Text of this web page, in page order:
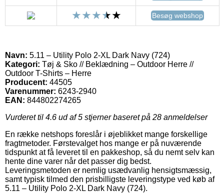
Besøg webshop
Navn: 5.11 – Utility Polo 2-XL Dark Navy (724)
Kategori: Tøj & Sko // Beklædning – Outdoor Herre //
Outdoor T-Shirts – Herre
Producent: 44505
Varenummer: 6243-2940
EAN: 844802274265
Vurderet til 4.6 ud af 5 stjerner baseret på 28 anmeldelser
En række netshops foreslår i øjeblikket mange forskellige
fragtmetoder. Førstevalget hos mange er på nuværende
tidspunkt at få leveret til en pakkeshop, så du nemt selv kan
hente dine varer når det passer dig bedst.
Leveringsmetoden er nemlig usædvanlig hensigtsmæssig,
samt typisk tilmed den prisbilligste leveringstype ved køb af
5.11 – Utility Polo 2-XL Dark Navy (724).